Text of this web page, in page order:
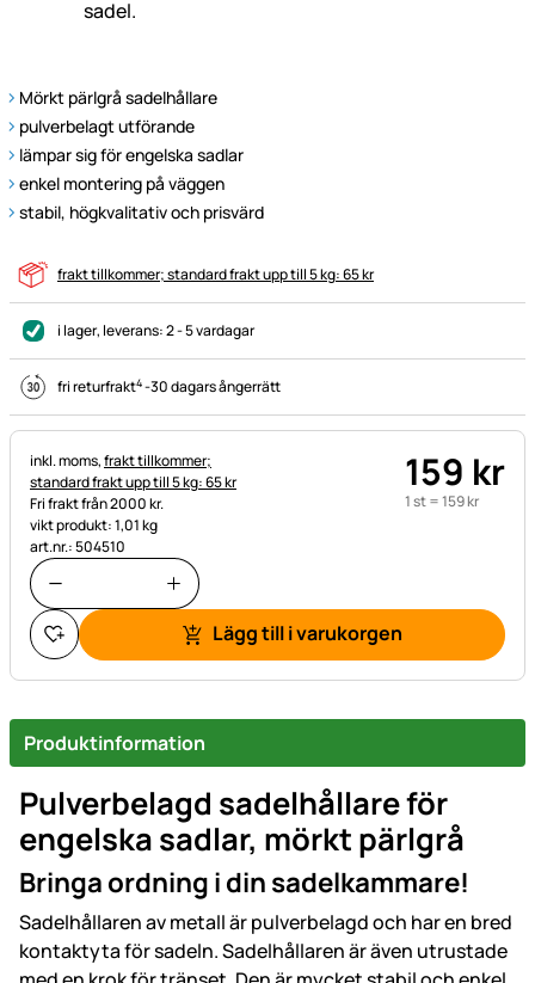
Mörkt pärlgrå sadelhållare
pulverbelagt utförande
lämpar sig för engelska sadlar
enkel montering på väggen
stabil, högkvalitativ och prisvärd
frakt tillkommer; standard frakt upp till 5 kg: 65 kr
i lager, leverans:2 - 5 vardagar
fri returfrakt4-30 dagars ångerrätt
Skatteinformation:
inkl. moms,frakt tillkommer;
standard frakt upp till 5 kg: 65 kr
Fri frakt från 2000 kr.
vikt produkt: 1,01 kg
art.nr.: 504510
159 kr
1 st =159kr
Lägg till i varukorgen
Produktinformation
Pulverbelagd sadelhållare för
engelska sadlar, mörkt pärlgrå
Bringa ordning i din sadelkammare!
Sadelhållaren av metall är pulverbelagd och har en bred
kontaktyta för sadeln. Sadelhållaren är även utrustade